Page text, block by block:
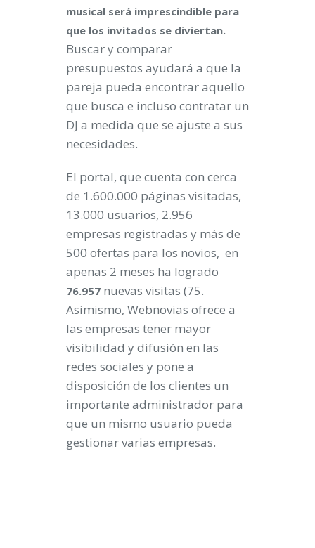
musical será imprescindible para
que los invitados se diviertan.
Buscar y comparar
presupuestos ayudará a que la
pareja pueda encontrar aquello
que busca e incluso contratar un
DJ a medida que se ajuste a sus
necesidades.
El portal, que cuenta con cerca
de 1.600.000 páginas visitadas,
13.000 usuarios, 2.956
empresas registradas y más de
500 ofertas para los novios, en
apenas 2 meses ha logrado
76.957 nuevas visitas (75.
Asimismo, Webnovias ofrece a
las empresas tener mayor
visibilidad y difusión en las
redes sociales y pone a
disposición de los clientes un
importante administrador para
que un mismo usuario pueda
gestionar varias empresas.